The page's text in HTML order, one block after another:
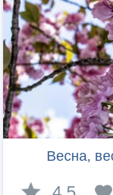
Весна,